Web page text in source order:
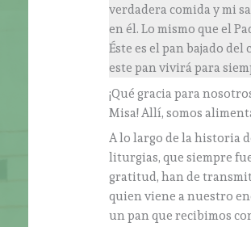
verdadera comida y mi
en él. Lo mismo que el
Éste es el pan bajado
este pan vivirá para
¡Qué gracia para
Misa! Allí, somos
A lo largo de la historia
liturgias, que siempre
gratitud, han de
quien viene a nuestro
un pan que recibimos